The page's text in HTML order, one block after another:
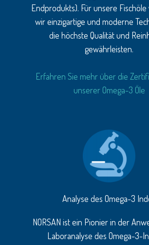
Endprodukts). Für unsere
wir einzigartige und moderne
die höchste Qualität und
gewährleisten.
Erfahren Sie mehr über die
unserer Omega-3 Öle
Analyse des Omega-3
NORSAN ist ein Pionier in der
Laboranalyse des Omega-3-